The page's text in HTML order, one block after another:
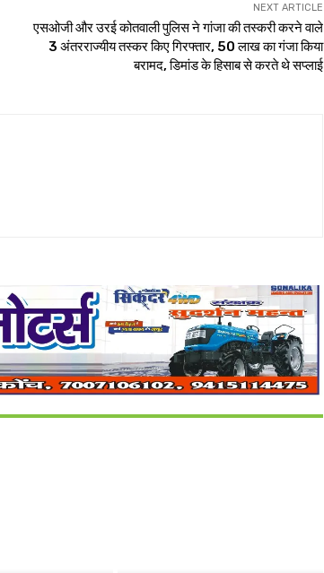
NEXT ARTICLE
एसओजी और उरई कोतवाली पुलिस ने गांजा की तस्करी करने वाले
3 अंतरराज्यीय तस्कर किए गिरफ्तार, 50 लाख का गंजा किया
बरामद, डिमांड के हिसाब से करते थे सप्लाई